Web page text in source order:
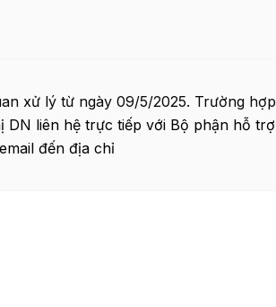
xử lý từ ngày 09/5/2025. Trường hợp
DN liên hệ trực tiếp với Bộ phận hỗ trợ
đến địa chỉ